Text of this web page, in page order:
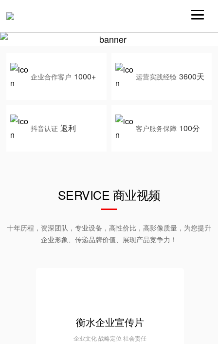
企业合作客户 1000+ 运营实践经验 3600天
抖音认证 返利 客户服务保障 100分
SERVICE 商业视频
十年历程，资深团队，专业设备，高性价比，高影像质量，为您提升
企业形象、传递品牌价值、展现产品竞争力！
衡水企业宣传片
企业文化 战略定位 社会责任